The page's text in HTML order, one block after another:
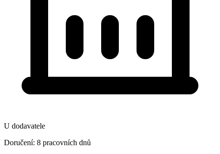
U dodavatele
Doručení: 8 pracovních dnů